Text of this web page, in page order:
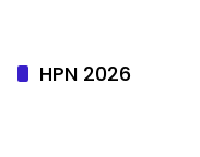
HPN 2026